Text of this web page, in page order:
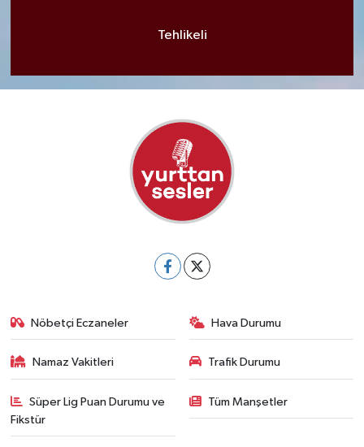
Tehlikeli
Nöbetçi Eczaneler Hava Durumu
Namaz Vakitleri Trafik Durumu
Süper Lig Puan Durumu ve
Fikstür
Tüm Manşetler